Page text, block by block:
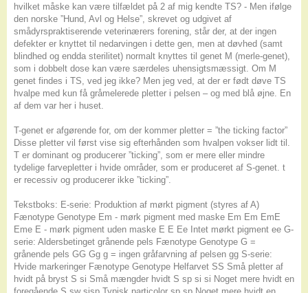
hvilket måske kan være tilfældet på 2 af mig kendte TS? - Men ifølge
den norske ”Hund, Avl og Helse”, skrevet og udgivet af
smådyrspraktiserende veterinærers forening, står der, at der ingen
defekter er knyttet til nedarvingen i dette gen, men at døvhed (samt
blindhed og endda sterilitet) normalt knyttes til genet M (merle-genet),
som i dobbelt dose kan være særdeles uhensigtsmæssigt. Om M
genet findes i TS, ved jeg ikke? Men jeg ved, at der er født døve TS
hvalpe med kun få gråmelerede pletter i pelsen – og med blå øjne. En
af dem var her i huset.
T-genet er afgørende for, om der kommer pletter = ”the ticking factor”
Disse pletter vil først vise sig efterhånden som hvalpen vokser lidt til.
T er dominant og producerer ”ticking”, som er mere eller mindre
tydelige farvepletter i hvide områder, som er produceret af S-genet. t
er recessiv og producerer ikke ”ticking”.
Tekstboks: E-serie: Produktion af mørkt pigment (styres af A)
Fænotype Genotype Em - mørk pigment med maske Em Em EmE
Eme E - mørk pigment uden maske E E Ee Intet mørkt pigment ee G-
serie: Aldersbetinget grånende pels Fænotype Genotype G =
grånende pels GG Gg g = ingen gråfarvning af pelsen gg S-serie:
Hvide markeringer Fænotype Genotype Helfarvet SS Små pletter af
hvidt på bryst S si Små mængder hvidt S sp si si Noget mere hvidt en